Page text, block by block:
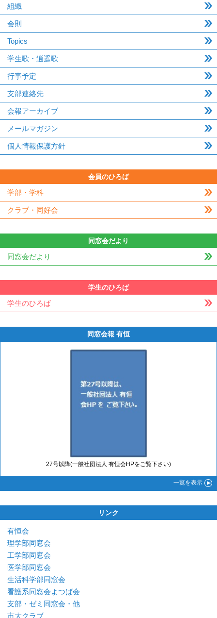
組織
会則
Topics
学生歌・逍遥歌
行事予定
支部連絡先
会報アーカイブ
メールマガジン
個人情報保護方針
会員のひろば
学部・学科
クラブ・同好会
同窓会だより
同窓会だより
学生のひろば
学生のひろば
同窓会報 有恒
27号以降(一般社団法人 有恒会HPをご覧下さい)
一覧を表示
リンク
有恒会
理学部同窓会
工学部同窓会
医学部同窓会
生活科学部同窓会
看護系同窓会よつば会
支部・ゼミ同窓会・他
市大クラブ